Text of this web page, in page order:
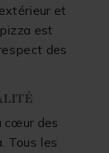
et
est
des
cœur des
Tous les